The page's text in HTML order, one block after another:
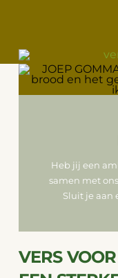
Heb jij een
samen met
Sluit je aan
VERS